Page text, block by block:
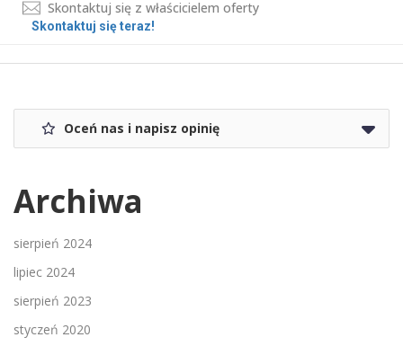
Skontaktuj się z właścicielem oferty
Skontaktuj się teraz!
Oceń nas i napisz opinię
Archiwa
sierpień 2024
lipiec 2024
sierpień 2023
styczeń 2020